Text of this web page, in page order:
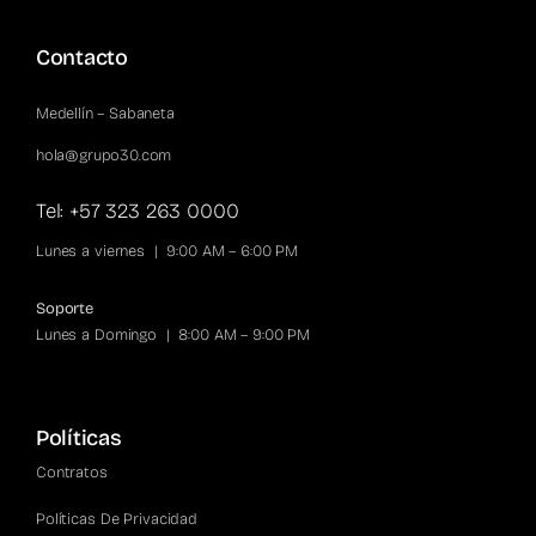
Spotify
Contacto
Medellín – Sabaneta
hola@grupo30.com
Tel: +57 323 263 0000
Lunes a viernes | 9:00 AM – 6:00 PM
Soporte
Lunes a Domingo | 8:00 AM – 9:00 PM
Políticas
Contratos
Políticas De Privacidad